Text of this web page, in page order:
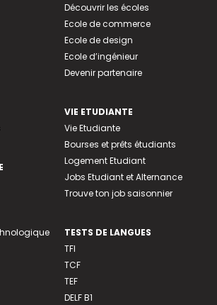
Découvrir les écoles
Ecole de commerce
Ecole de design
Ecole d’ingénieur
Devenir partenaire
VIE ETUDIANTE
Vie Etudiante
Bourses et prêts étudiants
Logement Etudiant
Jobs Etudiant et Alternance
Trouve ton job saisonnier
TESTS DE LANGUES
TFI
TCF
TEF
DELF B1